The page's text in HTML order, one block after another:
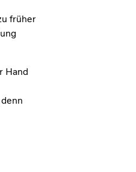
früher
Hand